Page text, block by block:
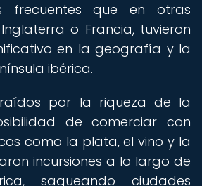
frecuentes que en otras
o Francia, tuvieron
en la geografía y la
ibérica.
por la riqueza de la
de comerciar con
como la plata, el vino y la
incursiones a lo largo de
saqueando ciudades